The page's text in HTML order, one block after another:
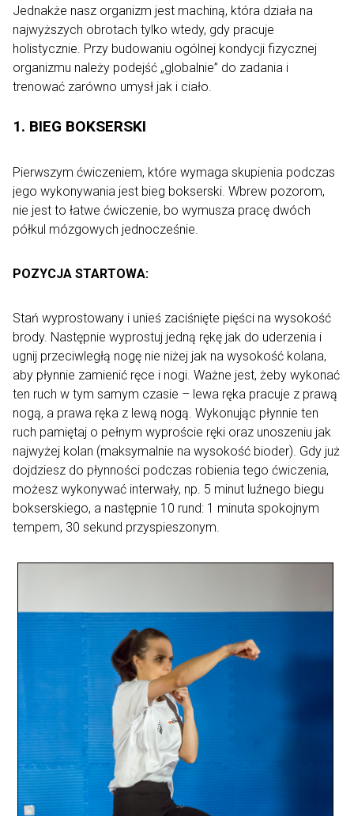
Jednakże nasz organizm jest machiną, która działa na
najwyższych obrotach tylko wtedy, gdy pracuje
holistycznie. Przy budowaniu ogólnej kondycji fizycznej
organizmu należy podejść „globalnie” do zadania i
trenować zarówno umysł jak i ciało.
1. BIEG BOKSERSKI
Pierwszym ćwiczeniem, które wymaga skupienia podczas
jego wykonywania jest bieg bokserski. Wbrew pozorom,
nie jest to łatwe ćwiczenie, bo wymusza pracę dwóch
półkul mózgowych jednocześnie.
POZYCJA STARTOWA:
Stań wyprostowany i unieś zaciśnięte pięści na wysokość
brody. Następnie wyprostuj jedną rękę jak do uderzenia i
ugnij przeciwległą nogę nie niżej jak na wysokość kolana,
aby płynnie zamienić ręce i nogi. Ważne jest, żeby wykonać
ten ruch w tym samym czasie – lewa ręka pracuje z prawą
nogą, a prawa ręka z lewą nogą. Wykonując płynnie ten
ruch pamiętaj o pełnym wyproście ręki oraz unoszeniu jak
najwyżej kolan (maksymalnie na wysokość bioder). Gdy już
dojdziesz do płynności podczas robienia tego ćwiczenia,
możesz wykonywać interwały, np. 5 minut luźnego biegu
bokserskiego, a następnie 10 rund: 1 minuta spokojnym
tempem, 30 sekund przyspieszonym.